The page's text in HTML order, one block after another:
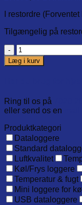
I restordre
Tilgængelig på
MaT-
ThermaVault-
Max
udvalgte
dataloggere
HiTemp140
serien
antal
Læg i kurv
Ring til os på
eller send os en
Produktkategori
Dataloggere
Standard
Luftkvalitet
Køl/Frys loggere
Temperatur & fugt
Mini loggere for
USB dataloggere